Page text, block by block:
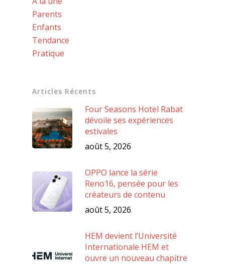
Parents
Enfants
Tendance
Pratique
Articles Récents
Four Seasons Hotel Rabat
dévoile ses expériences
estivales
août 5, 2026
OPPO lance la série
Reno16, pensée pour les
créateurs de contenu
août 5, 2026
HEM devient l’Université
Internationale HEM et
ouvre un nouveau chapitre